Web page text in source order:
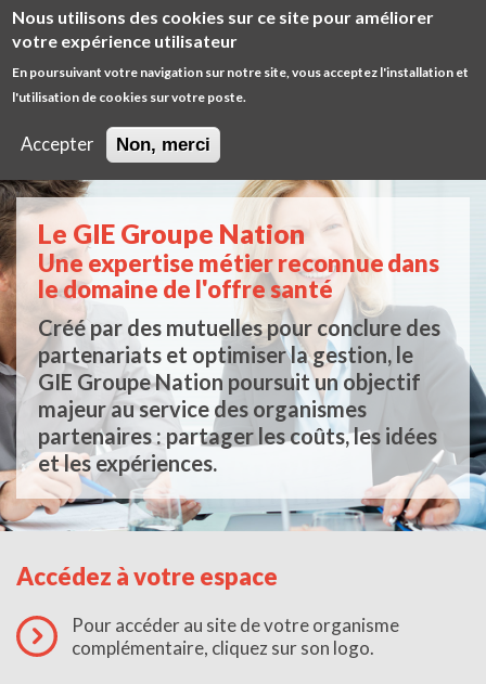
Nous utilisons des cookies sur ce site pour améliorer
votre expérience utilisateur
En poursuivant votre navigation sur notre site, vous acceptez l'installation et
l'utilisation de cookies sur votre poste.
Accepter Non, merci
Aller
au
principal
Open
close
main
navigation
GIE
Le GIE Groupe Nation
Une expertise métier reconnue dans
le domaine de l'offre santé
Créé par des mutuelles pour conclure des
partenariats et optimiser la gestion, le
GIE Groupe Nation poursuit un objectif
majeur au service des organismes
partenaires : partager les coûts, les idées
et les expériences.
Accédez à votre espace
Pour accéder au site de votre organisme
complémentaire, cliquez sur son logo.